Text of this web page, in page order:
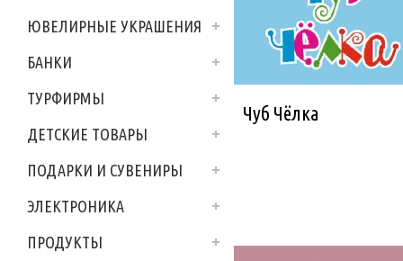
ЮВЕЛИРНЫЕ УКРАШЕНИЯ
БАНКИ
ТУРФИРМЫ
ДЕТСКИЕ ТОВАРЫ
ПОДАРКИ И СУВЕНИРЫ
ЭЛЕКТРОНИКА
ПРОДУКТЫ
Чуб Чёлка